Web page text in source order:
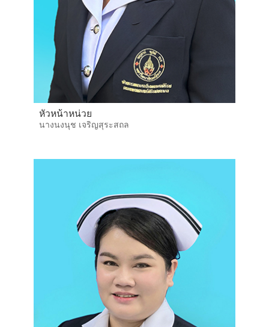
หัวหน้าหน่วย
นางนงนุช เจริญสุระสถล